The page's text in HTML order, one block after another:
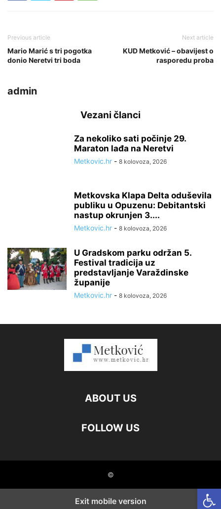
Previous article
Mario Marić s tri pogotka
donio Neretvi tri boda
Next article
KUD Metković – obavijest o
rasporedu proba
admin
Vezani članci
Za nekoliko sati počinje 29.
Maraton lađa na Neretvi
Metkovic.hr - 8 kolovoza, 2026
Metkovska Klapa Delta oduševila
publiku u Opuzenu: Debitantski
nastup okrunjen 3....
Metkovic.hr - 8 kolovoza, 2026
U Gradskom parku održan 5.
Festival tradicija uz
predstavljanje Varaždinske
županije
Metkovic.hr - 8 kolovoza, 2026
ABOUT US
FOLLOW US
©
Exit mobile version